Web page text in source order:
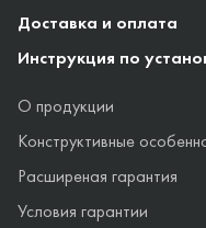
Доставка и оплата
Инструкция по
О продукции
Конструктивные
Расширеная гарантия
Условия гарантии